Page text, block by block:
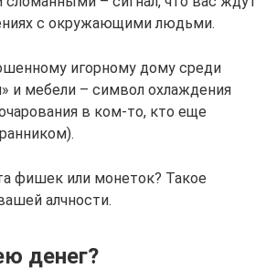
с окружающими людьми.
игорному дому среди
и мебели – символ охлаждения
в ком-то, кто еще
фишек или монеток? Такое
алчности.
денег?